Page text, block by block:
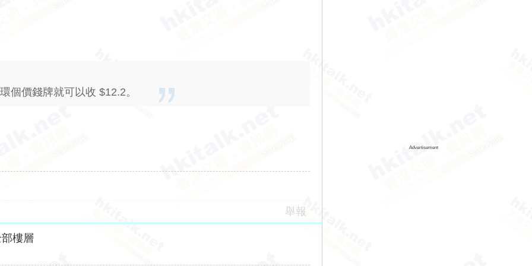
個價錢牌就可以收 $12.2。
舉報
樓層
Advertisement